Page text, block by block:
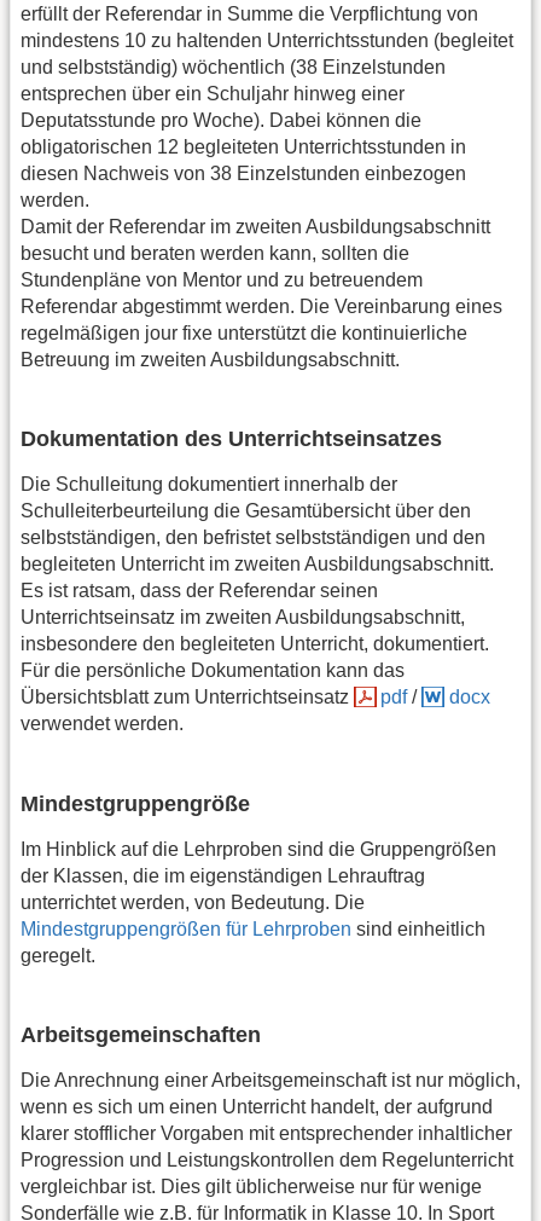
erfüllt der Referendar in Summe die Verpflichtung von
mindestens 10 zu haltenden Unterrichtsstunden (begleitet
und selbstständig) wöchentlich (38 Einzelstunden
entsprechen über ein Schuljahr hinweg einer
Deputatsstunde pro Woche). Dabei können die
obligatorischen 12 begleiteten Unterrichtsstunden in
diesen Nachweis von 38 Einzelstunden einbezogen
werden.
Damit der Referendar im zweiten Ausbildungsabschnitt
besucht und beraten werden kann, sollten die
Stundenpläne von Mentor und zu betreuendem
Referendar abgestimmt werden. Die Vereinbarung eines
regelmäßigen jour fixe unterstützt die kontinuierliche
Betreuung im zweiten Ausbildungsabschnitt.
Dokumentation des Unterrichtseinsatzes
Die Schulleitung dokumentiert innerhalb der
Schulleiterbeurteilung die Gesamtübersicht über den
selbstständigen, den befristet selbstständigen und den
begleiteten Unterricht im zweiten Ausbildungsabschnitt.
Es ist ratsam, dass der Referendar seinen
Unterrichtseinsatz im zweiten Ausbildungsabschnitt,
insbesondere den begleiteten Unterricht, dokumentiert.
Für die persönliche Dokumentation kann das
Übersichtsblatt zum Unterrichtseinsatz
pdf/
docx
verwendet werden.
Mindestgruppengröße
Im Hinblick auf die Lehrproben sind die Gruppengrößen
der Klassen, die im eigenständigen Lehrauftrag
unterrichtet werden, von Bedeutung. Die
Mindestgruppengrößen für Lehrproben sind einheitlich
geregelt.
Arbeitsgemeinschaften
Die Anrechnung einer Arbeitsgemeinschaft ist nur möglich,
wenn es sich um einen Unterricht handelt, der aufgrund
klarer stofflicher Vorgaben mit entsprechender inhaltlicher
Progression und Leistungskontrollen dem Regelunterricht
vergleichbar ist. Dies gilt üblicherweise nur für wenige
Sonderfälle wie z.B. für Informatik in Klasse 10. In Sport